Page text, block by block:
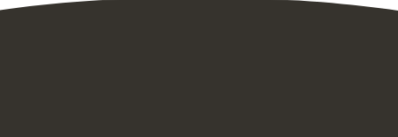
Inbox tele : @subdomaingov | @Appal2024 | @fb882024